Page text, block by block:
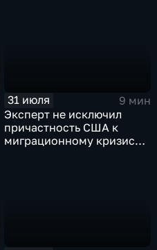
31 июля
9 мин
Эксперт не исключил
причастность США к
миграционному кризису в